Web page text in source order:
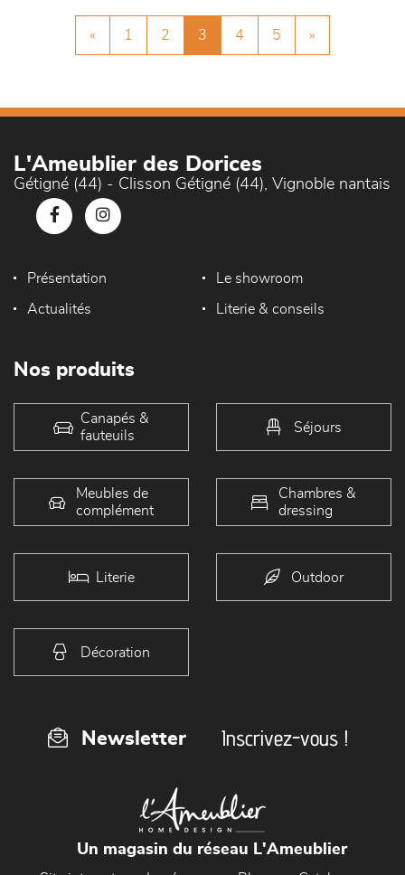
« 1 2 3 4 5 »
L'Ameublier des Dorices
Gétigné (44) - Clisson Gétigné (44), Vignoble nantais
Présentation Le showroom
Actualités Literie & conseils
Nos produits
Canapés &
fauteuils
Séjours
Meubles de
complément
Chambres &
dressing
Literie Outdoor
Décoration
Newsletter Inscrivez-vous !
Un magasin du réseau L'Ameublier